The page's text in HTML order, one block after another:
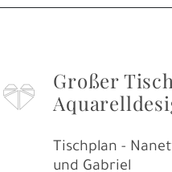
F
Großer
Tischplan -
und Gabriel